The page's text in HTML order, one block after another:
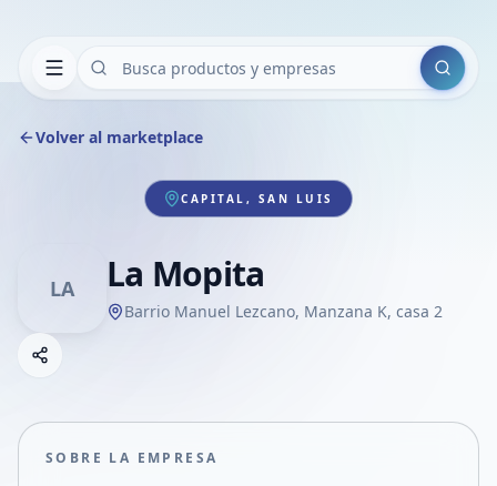
Buscar
Volver al marketplace
CAPITAL, SAN LUIS
LA La Mopita
Barrio Manuel Lezcano, Manzana K, casa 2
Compartir empresa
SOBRE LA EMPRESA